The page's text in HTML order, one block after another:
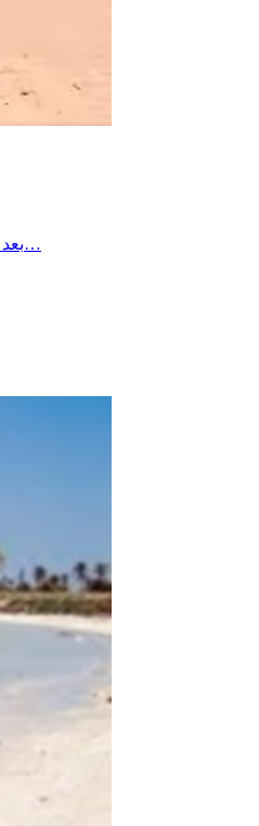
بعد الحملة الجهوية للنظافة يومي 15 و16 جويلية 2026، تواصلت التدخلات الميدانية يومي 18 و19 جويلية 2026 ببلدية العوابد الخزانات، حيث شملت العمادات الثلاث، وذلك في إطار…